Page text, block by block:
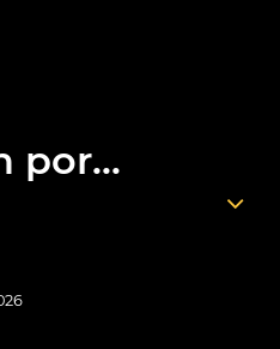
por...